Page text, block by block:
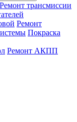
Ремонт трансмиссии
Ремонт
Покраска
Ремонт АКПП